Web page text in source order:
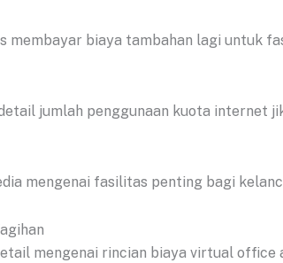
membayar biaya tambahan lagi untuk
jumlah penggunaan kuota internet
mengenai fasilitas penting bagi
mengenai rincian biaya virtual office